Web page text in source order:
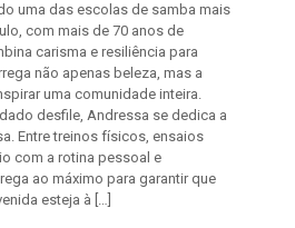
uma das escolas de samba mais
com mais de 70 anos de
carisma e resiliência para
não apenas beleza, mas a
uma comunidade inteira.
desfile, Andressa se dedica a
Entre treinos físicos, ensaios
com a rotina pessoal e
ao máximo para garantir que
esteja à […]